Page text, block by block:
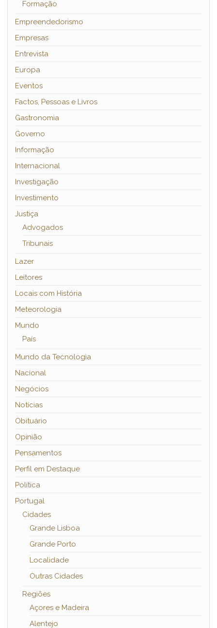
Formação
Empreendedorismo
Empresas
Entrevista
Europa
Eventos
Factos, Pessoas e Livros
Gastronomia
Governo
Informação
Internacional
Investigação
Investimento
Justiça
Advogados
Tribunais
Lazer
Leitores
Locais com História
Meteorologia
Mundo
País
Mundo da Tecnologia
Nacional
Negócios
Notícias
Obituário
Opinião
Pensamentos
Perfil em Destaque
Política
Portugal
Cidades
Grande Lisboa
Grande Porto
Localidade
Outras Cidades
Regiões
Açores e Madeira
Alentejo